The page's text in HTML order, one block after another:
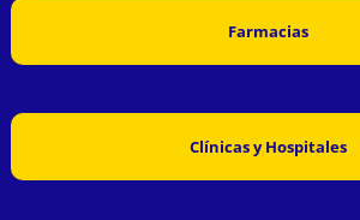
Farmacias
Clínicas y Hospitales